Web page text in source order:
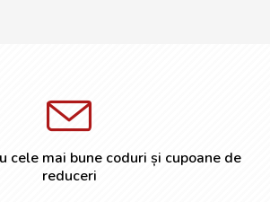
cele mai bune coduri și cupoane de
reduceri